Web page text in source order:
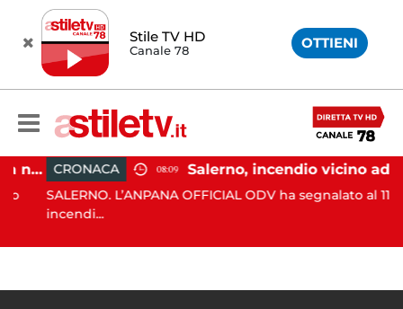
Stile TV HD
Canale 78 OTTIENI
Eboli, uomo aggredito nella notte: indagini in corso CRONACA 08:09 Salerno, incendio vicino ad un traliccio: tempestivi i soccorsi
SALERNO. L’ANPANA OFFICIAL ODV ha segnalato al 115 un
incendi...